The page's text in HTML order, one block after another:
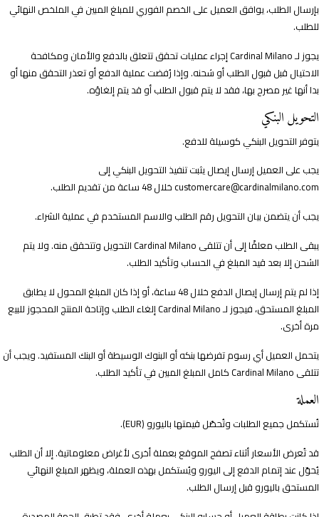
بإرسال الطلب، يوافق العميل على الخصم الفوري للمبلغ المبين في الملخص النهائي
للطلب.
يجوز لـ Cardinal Milano إجراء عمليات تحقق تتعلق بالدفع والأمان ومكافحة
الاحتيال قبل قبول الطلب أو شحنه. وإذا رُفضت عملية الدفع أو تعذر التحقق منها أو
بدا أنها غير مصرح بها، فقد لا يتم قبول الطلب أو قد يتم إلغاؤه.
التحويل البنكي
يتوفر التحويل البنكي كوسيلة للدفع.
يجب على العميل إرسال إيصال يثبت تنفيذ التحويل البنكي إلى
customercare@cardinalmilano.comخلال 48 ساعة من تقديم الطلب.
يجب أن يتضمن بيان التحويل رقم الطلب والاسم المستخدم في عملية الشراء.
يبقى الطلب معلقًا إلى أن تتلقى Cardinal Milano التحويل وتتحقق منه. ولا يتم
الشحن إلا بعد قيد المبلغ في الحساب وتأكيد الطلب.
إذا لم يتم إرسال إيصال الدفع خلال 48 ساعة، أو إذا كان المبلغ المحول لا يطابق
المبلغ المستحق، فيجوز لـ Cardinal Milano إلغاء الطلب وإتاحة المنتج المحجوز للبيع
مرة أخرى.
يتحمل العميل أي رسوم تفرضها بنكه أو البنوك الوسيطة أو البنك المستفيد. ويجب أن
تتلقى Cardinal Milano كامل المبلغ المبين في تأكيد الطلب.
العملة
تُستكمل جميع الطلبات وتُحصّل قيمتها باليورو (EUR).
قد تُعرض الأسعار أثناء تصفح الموقع بعملة أخرى لأغراض معلوماتية. إلا أن الطلب
يُحوّل عند إتمام الدفع إلى اليورو ويُستكمل بهذه العملة، ويظهر المبلغ النهائي
المستحق باليورو قبل إرسال الطلب.